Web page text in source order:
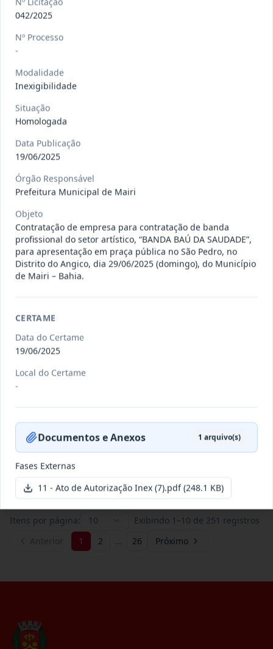
Pregão
Eletrônico
Situação:
013/2026
Pregão
Eletrônico
Situação: Publicada
Credenciamento
serviços...
Situação: Publicada Data:15/07/2026 Ver detalhes
Credenciamento
Concorrência
especializada para pavimentação
Situação: Publicada
Itens por página: 10 Exibindo 1 –10 de 251 registros
1 2 … 26 Próximo
042/2025
Nº Processo
-
Modalidade
Inexigibilidade
Situação
Homologada
Data Publicação
19/06/2025
Órgão Responsável
Prefeitura Municipal de Mairi
Objeto
Contratação de empresa para contratação de banda
profissional do setor artístico, “BANDA BAÚ DA SAUDADE”,
para apresentação em praça pública no São Pedro, no
Distrito do Angico, dia 29/06/2025 (domingo), do Município
de Mairi – Bahia.
CERTAME
Data do Certame
19/06/2025
Local do Certame
-
Documentos e Anexos 1 arquivo(s)
Fases Externas
11 - Ato de Autorização Inex (7).pdf(248.1 KB)